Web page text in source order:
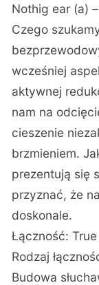
Nothig ear (a)
Czego
wcześniej
aktywnej
nam na
cieszenie
brzmieniem.
prezentują się
przyznać, że
doskonale.
Łączność:
Rodzaj
Budowa